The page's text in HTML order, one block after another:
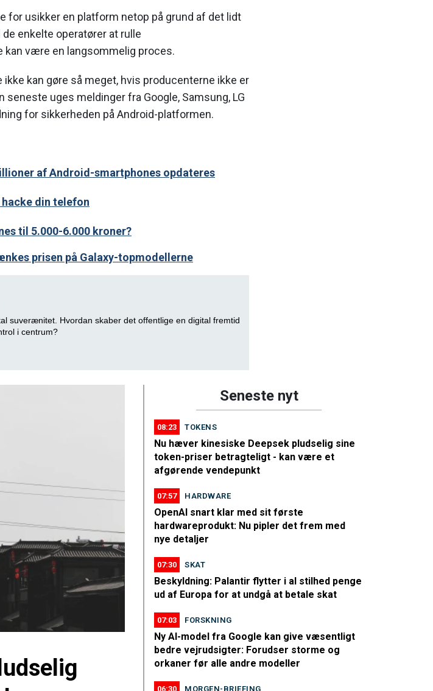
usikker en platform netop på grund af det lidt
enkelte operatører at rulle
kan være en langsommelig proces.
kan gøre så meget, hvis producenterne ikke er
uges meldinger fra Google, Samsung, LG
for sikkerheden på Android-platformen.
af Android-smartphones opdateres
din telefon
til 5.000-6.000 kroner?
prisen på Galaxy-topmodellerne
suverænitet. Hvordan skaber det offentlige en digital fremtid
i centrum?
Seneste nyt
08:23 TOKENS
Nu hæver kinesiske Deepsek pludselig sine
token-priser betragteligt - kan være et
afgørende vendepunkt
07:57 HARDWARE
OpenAI snart klar med sit første
hardwareprodukt: Nu pipler det frem med
nye detaljer
07:30 SKAT
Beskyldning: Palantir flytter i al stilhed penge
ud af Europa for at undgå at betale skat
07:03 FORSKNING
Ny AI-model fra Google kan give væsentligt
bedre vejrudsigter: Forudser storme og
orkaner før alle andre modeller
06:30 MORGEN-BRIEFING